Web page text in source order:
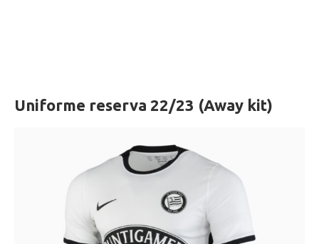
Uniforme reserva 22/23 (Away kit)